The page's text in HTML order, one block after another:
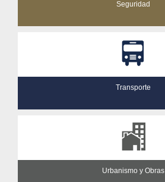
Seguridad
Transporte
Urbanismo y Obras